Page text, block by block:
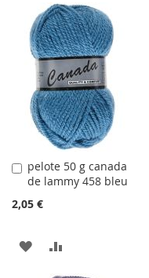
À
LA
LISTE
D'ACHATS
AU
COMPARATEUR
pelote 50 g canada
de lammy 458 bleu
2,05 €
Ajouter
au
panier
AJOUTER